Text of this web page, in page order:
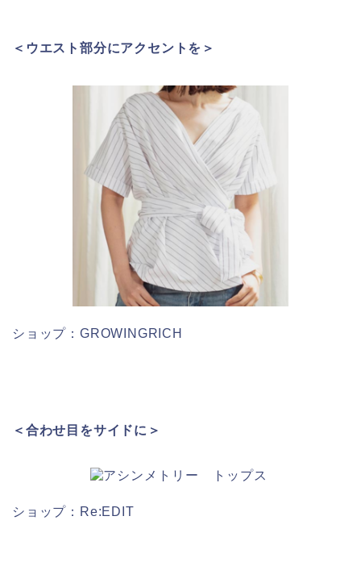
＜ウエスト部分にアクセントを＞
ショップ：GROWINGRICH
＜合わせ目をサイドに＞
ショップ：Re:EDIT